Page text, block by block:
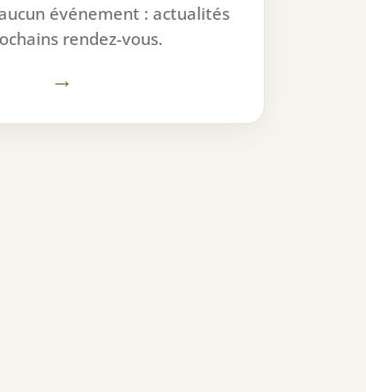
événement : actualités
rendez-vous.
→